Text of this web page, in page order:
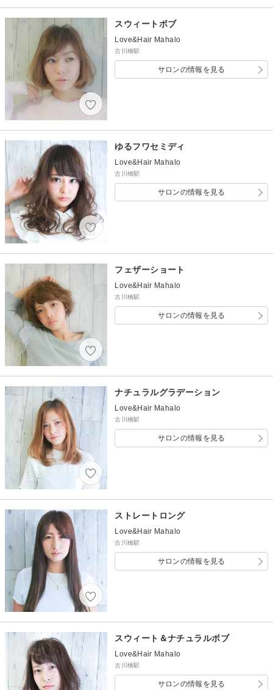
スウィートボブ
Love&Hair Mahalo
古川橋駅
サロンの情報を見る
ゆるフワセミディ
Love&Hair Mahalo
古川橋駅
サロンの情報を見る
フェザーショート
Love&Hair Mahalo
古川橋駅
サロンの情報を見る
ナチュラルグラデーション
Love&Hair Mahalo
古川橋駅
サロンの情報を見る
ストレートロング
Love&Hair Mahalo
古川橋駅
サロンの情報を見る
スウィート＆ナチュラルボブ
Love&Hair Mahalo
古川橋駅
サロンの情報を見る